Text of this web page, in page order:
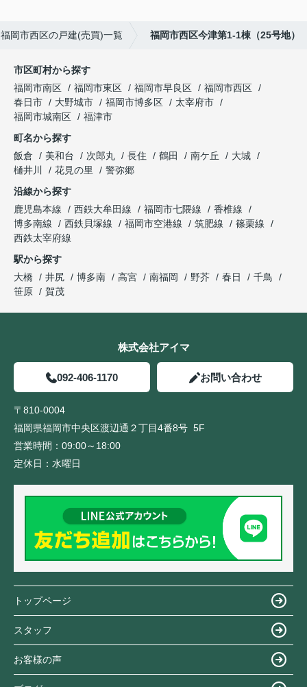
福岡市西区の戸建(売買)一覧 福岡市西区今津第1-1棟（25号地）
市区町村から探す
福岡市南区
福岡市東区 福岡市早良区
福岡市西区
春日市
大野城市 福岡市博多区
太宰府市
福岡市城南区
福津市
町名から探す
飯倉
美和台 次郎丸 長住 鶴田 南ケ丘
大城
樋井川
花見の里
警弥郷
沿線から探す
鹿児島本線
西鉄大牟田線 福岡市七隈線
香椎線
博多南線
西鉄貝塚線 福岡市空港線 筑肥線
篠栗線
西鉄太宰府線
駅から探す
大橋
井尻 博多南 高宮 南福岡 野芥 春日
千鳥
笹原
賀茂
株式会社アイマ
092-406-1170 お問い合わせ
〒810-0004
福岡県福岡市中央区渡辺通２丁目4番8号 5F
営業時間： 09:00～18:00
定休日： 水曜日
トップページ
スタッフ
お客様の声